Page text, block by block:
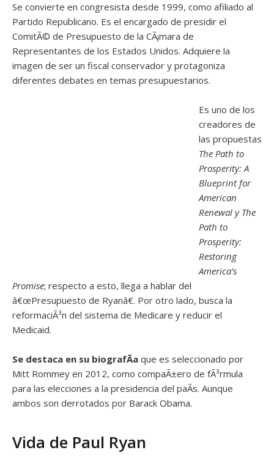
Se convierte en congresista desde 1999, como afiliado al
Partido Republicano. Es el encargado de presidir el
ComitÃ© de Presupuesto de la CÃ¡mara de
Representantes de los Estados Unidos. Adquiere la
imagen de ser un fiscal conservador y protagoniza
diferentes debates en temas presupuestarios.
Es uno de los
creadores de
las propuestas
The Path to
Prosperity: A
Blueprint for
American
Renewal y The
Path to
Prosperity:
Restoring
America’s
Promise; respecto a esto, llega a hablar del
â€œPresupuesto de Ryanâ€. Por otro lado, busca la
reformaciÃ³n del sistema de Medicare y reducir el
Medicaid.
Se destaca en su biografÃ­a que es seleccionado por
Mitt Rommey en 2012, como compaÃ±ero de fÃ³rmula
para las elecciones a la presidencia del paÃ­s. Aunque
ambos son derrotados por Barack Obama.
Vida de Paul Ryan